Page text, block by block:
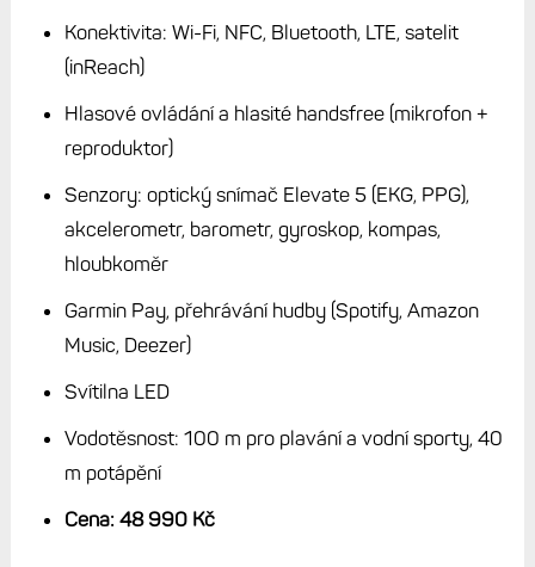
Konektivita: Wi-Fi, NFC, Bluetooth, LTE, satelit
(inReach)
Hlasové ovládání a hlasité handsfree (mikrofon +
reproduktor)
Senzory: optický snímač Elevate 5 (EKG, PPG),
akcelerometr, barometr, gyroskop, kompas,
hloubkoměr
Garmin Pay, přehrávání hudby (Spotify, Amazon
Music, Deezer)
Svítilna LED
Vodotěsnost: 100 m pro plavání a vodní sporty, 40
m potápění
Cena: 48 990 Kč